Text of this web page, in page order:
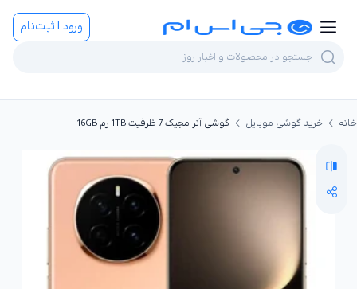
ورود | ثبت‌نام
خانه خرید گوشی موبایل گوشی آنر مجیک 7 ظرفیت 1TB رم 16GB